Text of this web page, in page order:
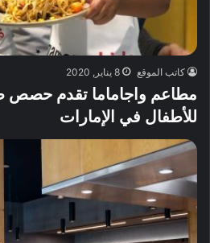
كاتب الموقع 8 يناير, 2020
مطاعم واجاماما تقدم
للأطفال في الإمارات